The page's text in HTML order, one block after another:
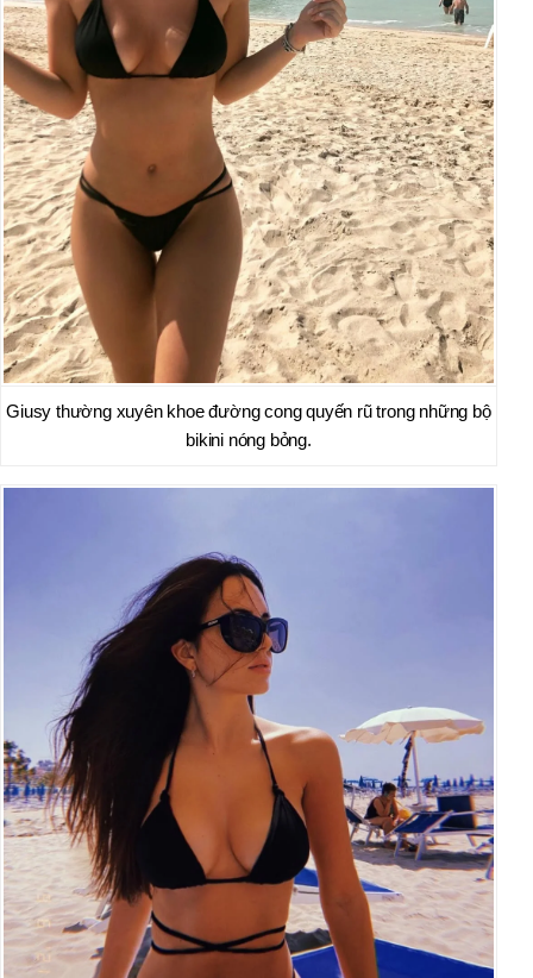
Giusy thường xuyên khoe đường cong quyến rũ trong những bộ
bikini nóng bỏng.